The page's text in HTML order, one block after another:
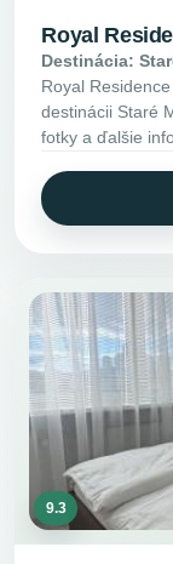
Royal
Destinácia:
Royal
destinácii Staré
fotky a ďalšie
9.3